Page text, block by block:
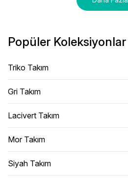
Popüler Koleksiyonlar
Triko Takım
Gri Takım
Lacivert Takım
Mor Takım
Siyah Takım